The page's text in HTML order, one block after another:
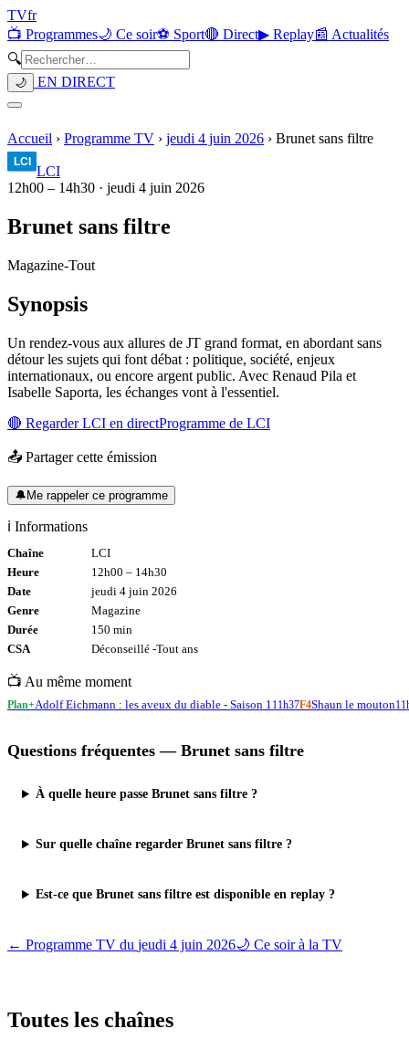
TVfr
📺 Programmes🌙 Ce soir⚽ Sport🔴 Direct▶ Replay📰 Actualités
🔍
🌙 EN DIRECT
Accueil › Programme TV › jeudi 4 juin 2026 › Brunet sans filtre
LCI
12h00 – 14h30 · jeudi 4 juin 2026
Brunet sans filtre
Magazine-Tout
Synopsis
Un rendez-vous aux allures de JT grand format, en abordant sans
détour les sujets qui font débat : politique, société, enjeux
internationaux, ou encore argent public. Avec Renaud Pila et
Isabelle Saporta, les échanges vont à l'essentiel.
🔴 RegarderLCI en directProgramme de LCI
📤 Partager cette émission
🔔Me rappeler ce programme
ℹ️ Informations
Chaîne
LCI
Heure
12h00 – 14h30
Date
jeudi 4 juin 2026
Genre
Magazine
Durée
150 min
CSA
Déconseillé -Tout ans
📺 Au même moment
Plan+Adolf Eichmann : les aveux du diable - Saison 111h37F4Shaun le mouton
Questions fréquentes — Brunet sans filtre
À quelle heure passe Brunet sans filtre ?
Sur quelle chaîne regarder Brunet sans filtre ?
Est-ce que Brunet sans filtre est disponible en replay ?
← Programme TV du jeudi 4 juin 2026🌙 Ce soir à la TV
Toutes les chaînes